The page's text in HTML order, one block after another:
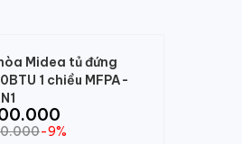
Midea tủ đứng
1 chiều MFPA-
-9%